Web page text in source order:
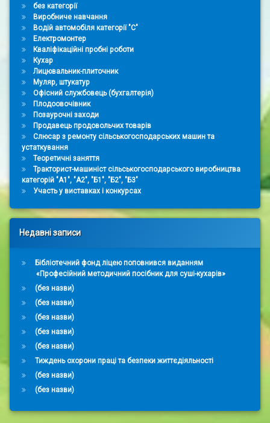
без категорії
Виробниче навчання
Водій автомобіля категорії "С"
Електромонтер
Кваліфікаційні пробні роботи
Кухар
Лицювальник-плиточник
Муляр, штукатур
Офісний службовець (бухгалтерія)
Плодоовочівник
Позаурочні заходи
Продавець продовольчих товарів
Слюсар з ремонту сільськогосподарських машин та
устаткування
Теоретичні заняття
Тракторист-машиніст сільськогосподарського виробництва
категорій "А1", "А2", "Б1", "Б2", "Б3"
Участь у виставках і конкурсах
Недавні записи
Бібліотечний фонд ліцею поповнився виданням
«Професійний методичний посібник для суші-кухарів»
(без назви)
(без назви)
(без назви)
(без назви)
(без назви)
Тиждень охорони праці та безпеки життєдіяльності
(без назви)
(без назви)